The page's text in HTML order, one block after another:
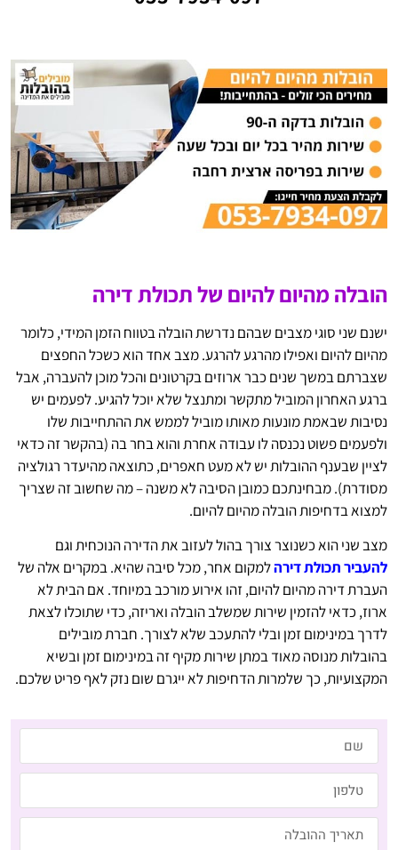
הובלה מהיום להיום של תכולת דירה
ישנם שני סוגי מצבים שבהם נדרשת הובלה בטווח הזמן המידי, כלומר
מהיום להיום ואפילו מהרגע להרגע. מצב אחד הוא כשכל החפצים
שצברתם במשך שנים כבר ארוזים בקרטונים והכל מוכן להעברה, אבל
ברגע האחרון המוביל מתקשר ומתנצל שלא יוכל להגיע. לפעמים יש
נסיבות שבאמת מונעות מאותו מוביל לממש את ההתחייבות שלו
ולפעמים פשוט נכנסה לו עבודה אחרת והוא בחר בה (בהקשר זה כדאי
לציין שבענף ההובלות יש לא מעט חאפרים, כתוצאה מהיעדר רגולציה
מסודרת). מבחינתכם כמובן הסיבה לא משנה – מה שחשוב זה שצריך
למצוא בדחיפות הובלה מהיום להיום.
מצב שני הוא כשנוצר צורך בהול לעזוב את הדירה הנוכחית וגם
להעביר תכולת דירהלמקום אחר, מכל סיבה שהיא. במקרים אלה של
העברת דירה מהיום להיום, זהו אירוע מורכב במיוחד. אם הבית לא
ארוז, כדאי להזמין שירות שמשלב הובלה ואריזה, כדי שתוכלו לצאת
לדרך במינימום זמן ובלי להתעכב שלא לצורך. חברת מובילים
בהובלות מנוסה מאוד במתן שירות מקיף זה במינימום זמן ובשיא
המקצועיות, כך שלמרות הדחיפות לא ייגרם שום נזק לאף פריט שלכם.